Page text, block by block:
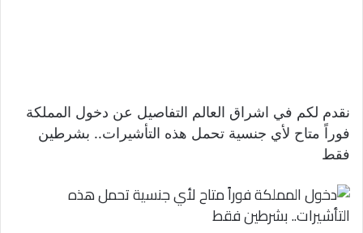
نقدم لكم في اشراق العالم التفاصيل عن دخول المملكة
فوراً متاح لأي جنسية تحمل هذه التأشيرات.. بشرطين
فقط